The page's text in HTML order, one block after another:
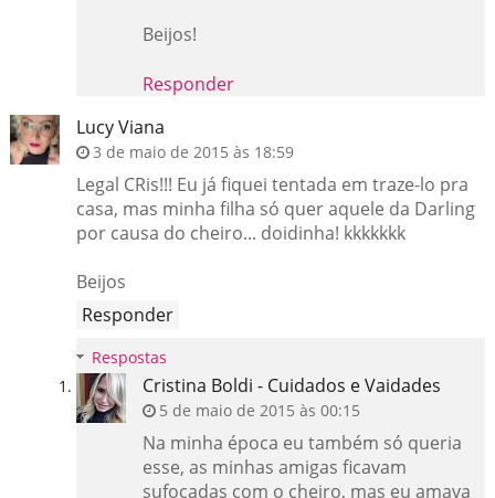
Beijos!
Responder
Lucy Viana
3 de maio de 2015 às 18:59
Legal CRis!!! Eu já fiquei tentada em traze-lo pra
casa, mas minha filha só quer aquele da Darling
por causa do cheiro... doidinha! kkkkkkk
Beijos
Responder
Respostas
Cristina Boldi - Cuidados e Vaidades
5 de maio de 2015 às 00:15
Na minha época eu também só queria
esse, as minhas amigas ficavam
sufocadas com o cheiro, mas eu amava